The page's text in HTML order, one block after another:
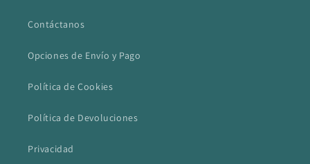
Contáctanos
Opciones de Envío y Pago
Política de Cookies
Política de Devoluciones
Privacidad